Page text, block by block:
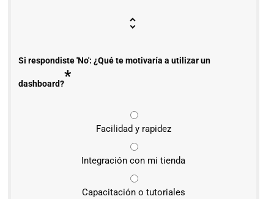
Si respondiste 'No': ¿Qué te motivaría a utilizar un
dashboard?*
Facilidad y rapidez
Integración con mi tienda
Capacitación o tutoriales